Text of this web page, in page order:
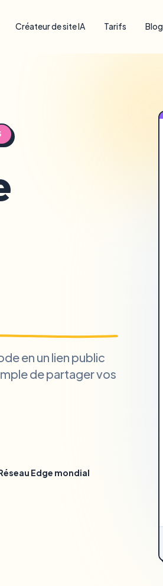
Créateur de site IA Tarifs Blog
en un lien public
de partager vos
Edge mondial